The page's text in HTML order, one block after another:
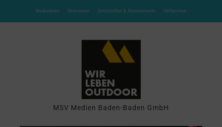
Mediadaten Newsletter Zeitschriften & Abonnements Heftarchive
MSV Medien Baden-Baden GmbH